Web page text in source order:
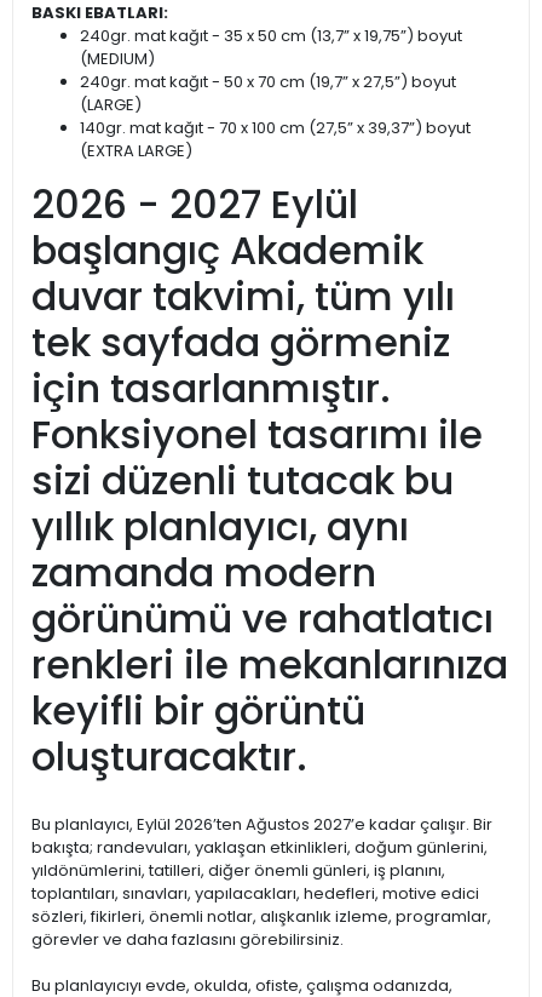
BASKI EBATLARI:
240gr. mat kağıt - 35 x 50 cm (13,7” x 19,75”) boyut
(MEDIUM)
240gr. mat kağıt - 50 x 70 cm (19,7” x 27,5”) boyut
(LARGE)
140gr. mat kağıt - 70 x 100 cm (27,5” x 39,37”) boyut
(EXTRA LARGE)
2026 - 2027 Eylül
başlangıç Akademik
duvar takvimi, tüm yılı
tek sayfada görmeniz
için tasarlanmıştır.
Fonksiyonel tasarımı ile
sizi düzenli tutacak bu
yıllık planlayıcı, aynı
zamanda modern
görünümü ve rahatlatıcı
renkleri ile mekanlarınıza
keyifli bir görüntü
oluşturacaktır.
Bu planlayıcı, Eylül 2026’ten Ağustos 2027’e kadar çalışır. Bir
bakışta; randevuları, yaklaşan etkinlikleri, doğum günlerini,
yıldönümlerini, tatilleri, diğer önemli günleri, iş planını,
toplantıları, sınavları, yapılacakları, hedefleri, motive edici
sözleri, fikirleri, önemli notlar, alışkanlık izleme, programlar,
görevler ve daha fazlasını görebilirsiniz.
Bu planlayıcıyı evde, okulda, ofiste, çalışma odanızda,